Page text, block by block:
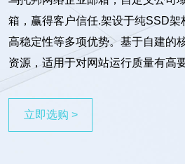
箱，赢得客户信任.架设于纯SSD架
高稳定性等多项优势。基于自建的
资源，适用于对网站运行质量有高
立即选购 >